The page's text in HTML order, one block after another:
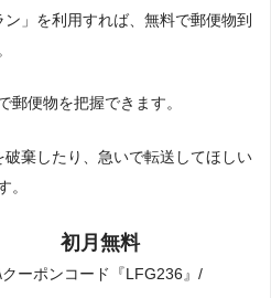
」を利用すれば、無料で郵便物到
郵便物を把握できます。
棄したり、急いで転送してほしい
。
初月無料
ーポンコード『LFG236』/